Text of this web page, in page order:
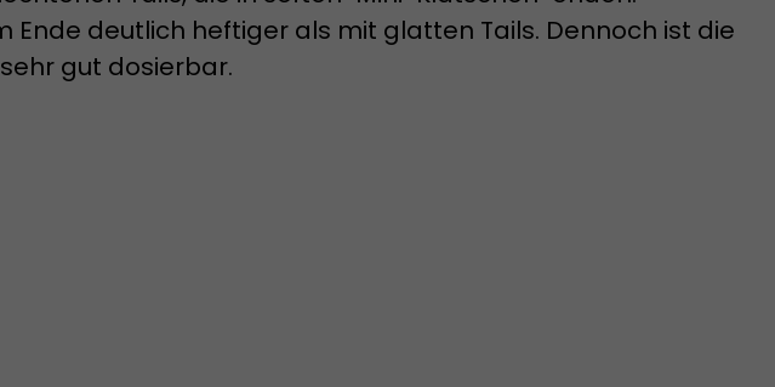
deutlich heftiger als mit glatten Tails. Dennoch ist die
gut dosierbar.